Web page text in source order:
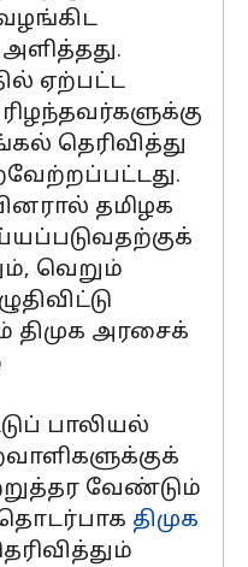
ஏற்பட்ட
தெரிவித்து
தமிழக
வெறும்
திமுக அரசைக்
பாலியல்
வேண்டும்
திமுக